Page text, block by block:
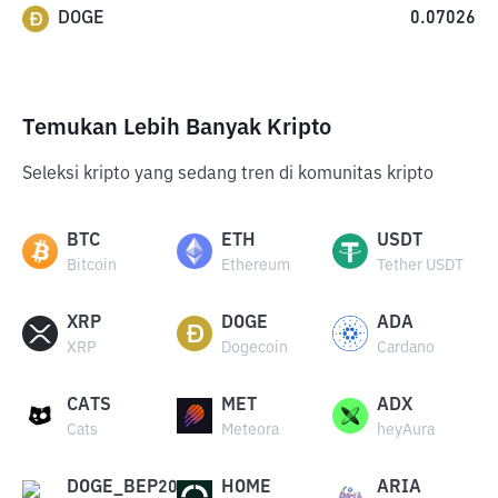
DOGE 0.07026
Temukan Lebih Banyak Kripto
Seleksi kripto yang sedang tren di komunitas kripto
BTC
Bitcoin
ETH
Ethereum
USDT
Tether USDT
XRP
XRP
DOGE
Dogecoin
ADA
Cardano
CATS
Cats
MET
Meteora
ADX
heyAura
DOGE_BEP20 HOME ARIA